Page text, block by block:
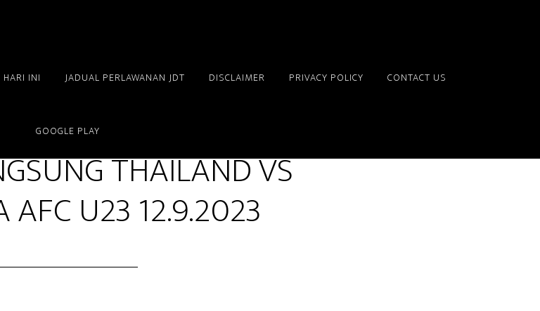
HARI INI JADUAL PERLAWANAN JDT DISCLAIMER PRIVACY POLICY CONTACT US
GOOGLE PLAY
SEP 12 2023
THAILAND VS
AFC U23 12.9.2023